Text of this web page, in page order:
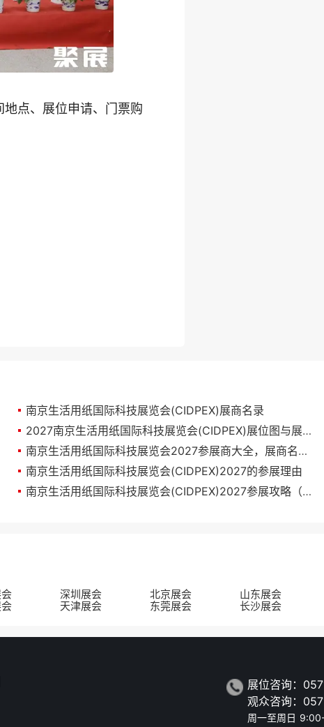
点、展位申请、门票购
南京生活用纸国际科技展览会(CIDPEX)展商名录
2027南京生活用纸国际科技展览会(CIDPEX)展位图与展位申请
南京生活用纸国际科技展览会2027参展商大全，展商名录购买
南京生活用纸国际科技展览会(CIDPEX)2027的参展理由
南京生活用纸国际科技展览会(CIDPEX)2027参展攻略（时间地点/观众预约）
深圳展会 北京展会
山东展会
天津展会 东莞展会 长沙展会
展位咨询：
观众咨询：
周一至周日